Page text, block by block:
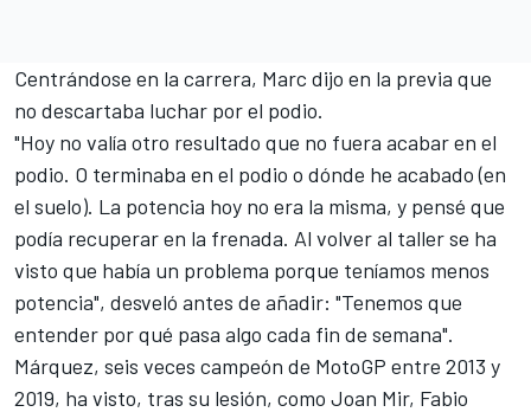
Centrándose en la carrera, Marc dijo en la previa que
no descartaba luchar por el podio.
"Hoy no valía otro resultado que no fuera acabar en el
podio. O terminaba en el podio o dónde he acabado (en
el suelo). La potencia hoy no era la misma, y pensé que
podía recuperar en la frenada. Al volver al taller se ha
visto que había un problema porque teníamos menos
potencia", desveló antes de añadir: "Tenemos que
entender por qué pasa algo cada fin de semana".
Márquez, seis veces campeón de MotoGP entre 2013 y
2019, ha visto, tras su lesión, como Joan Mir, Fabio